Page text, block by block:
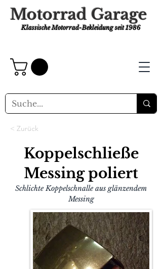
Motorrad Garage
Klassische Motorrad-Bekleidungseit 1986
< Zurück
Koppelschließe
Messing poliert
Schlichte Koppelschnalle aus glänzendem
Messing